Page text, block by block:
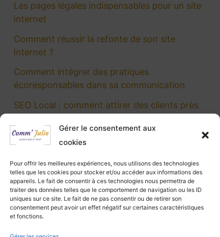
Gérer le consentement aux
cookies
Pour offrir les meilleures expériences, nous utilisons des technologies
telles que les cookies pour stocker et/ou accéder aux informations des
appareils. Le fait de consentir à ces technologies nous permettra de
traiter des données telles que le comportement de navigation ou les ID
uniques sur ce site. Le fait de ne pas consentir ou de retirer son
consentement peut avoir un effet négatif sur certaines caractéristiques
et fonctions.
c
e
r
:
Les pages légales indispensables pour un site
internet
Comment réussir la refonte de son site
internet ?
Comment intégrer des pratiques
écoresponsables dans sa communication
SEO Local : comment attirer des clients près
5 erreurs SEO courantes qui nuisent à votre
Les banques d’images gratuites et libres de
droits
Quel est l’outil de communication le plus utilisé
?